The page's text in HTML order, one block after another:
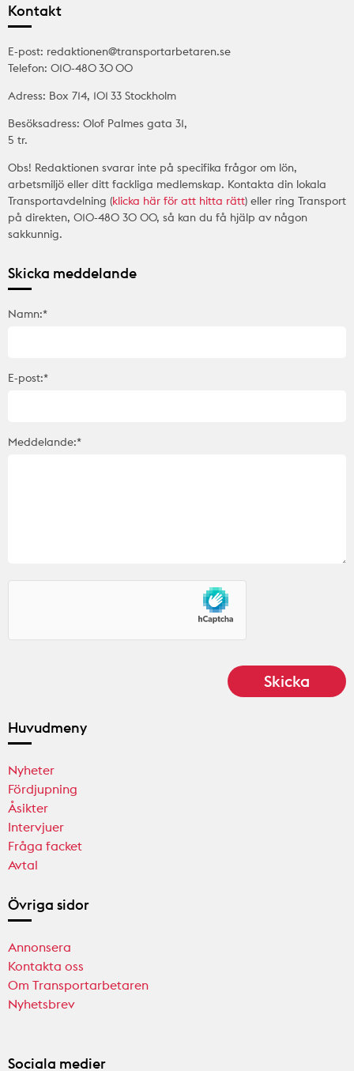
Kontakt
E-post: redaktionen@transportarbetaren.se
Telefon: 010-480 30 00
Adress: Box 714, 101 33 Stockholm
Besöksadress: Olof Palmes gata 31,
5 tr.
Obs! Redaktionen svarar inte på specifika frågor om lön,
arbetsmiljö eller ditt fackliga medlemskap. Kontakta din lokala
Transportavdelning (klicka här för att hitta rätt) eller ring Transport
på direkten, 010-480 30 00, så kan du få hjälp av någon
sakkunnig.
Skicka meddelande
Namn:*
E-post:*
Meddelande:*
Huvudmeny
Nyheter
Fördjupning
Åsikter
Intervjuer
Fråga facket
Avtal
Övriga sidor
Annonsera
Kontakta oss
Om Transportarbetaren
Nyhetsbrev
Sociala medier